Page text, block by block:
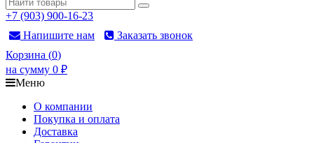
+7 (903) 900-16-23
Напишите нам
Заказать звонок
Корзина (0)
на сумму 0 ₽
Меню
О компании
Покупка и оплата
Доставка